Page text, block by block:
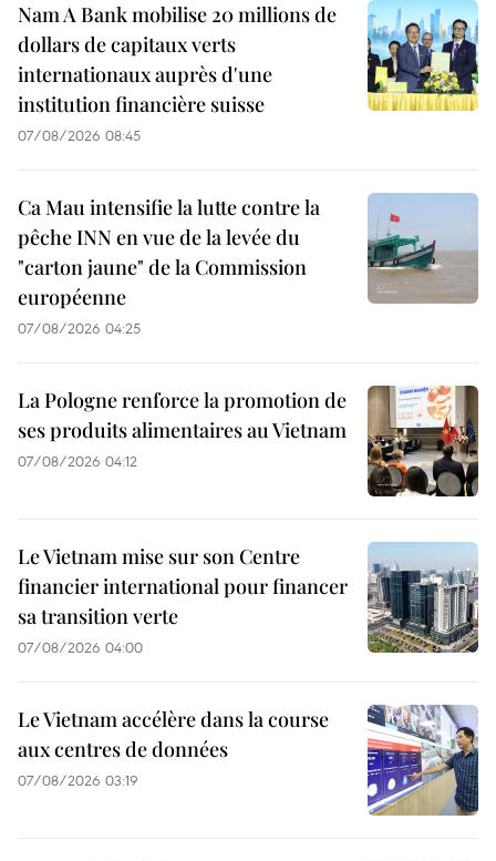
Nam A Bank mobilise 20 millions de
dollars de capitaux verts
internationaux auprès d'une
institution financière suisse
07/08/2026 08:45
Ca Mau intensifie la lutte contre la
pêche INN en vue de la levée du
"carton jaune" de la Commission
européenne
07/08/2026 04:25
La Pologne renforce la promotion de
ses produits alimentaires au Vietnam
07/08/2026 04:12
Le Vietnam mise sur son Centre
financier international pour financer
sa transition verte
07/08/2026 04:00
Le Vietnam accélère dans la course
aux centres de données
07/08/2026 03:19